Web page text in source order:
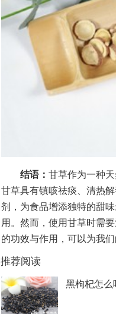
结语： 甘草作为一种
甘草具有镇咳祛痰、清热
剂，为食品增添独特的甜
用。然而，使用甘草时需
的功效与作用，可以为我
推荐阅读
黑枸杞怎么